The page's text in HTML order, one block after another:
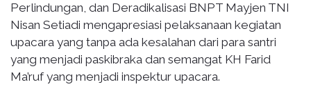
Perlindungan, dan Deradikalisasi BNPT Mayjen TNI
Nisan Setiadi mengapresiasi pelaksanaan kegiatan
upacara yang tanpa ada kesalahan dari para santri
yang menjadi paskibraka dan semangat KH Farid
Ma’ruf yang menjadi inspektur upacara.